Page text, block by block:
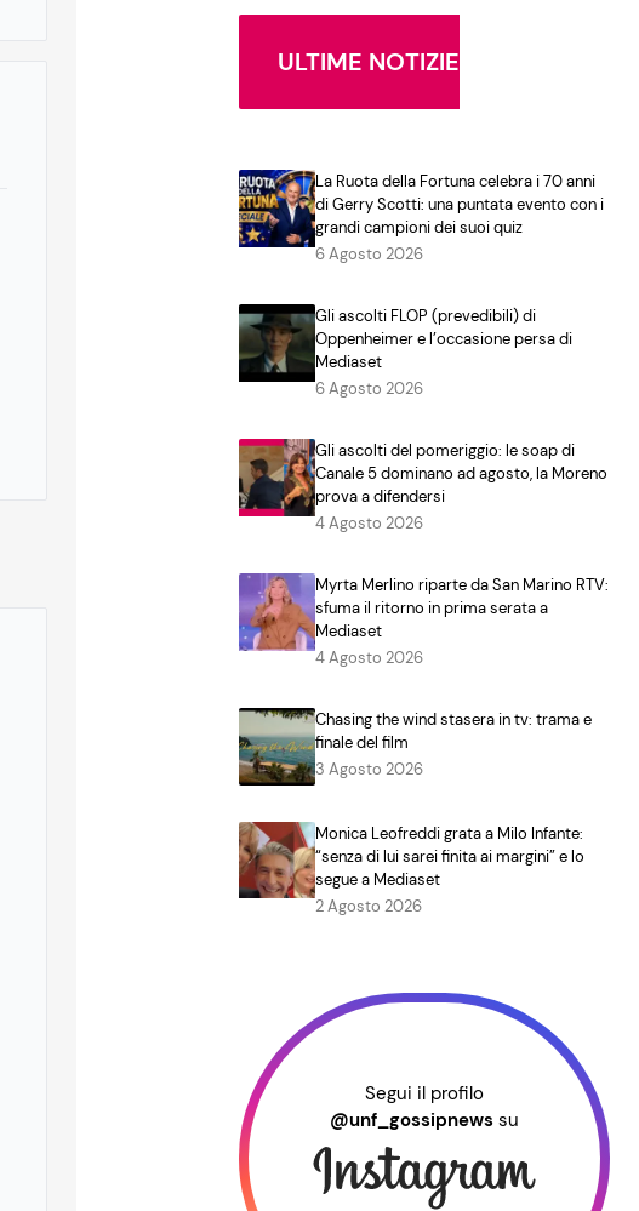
ULTIME NOTIZIE
La Ruota della Fortuna celebra i 70 anni
di Gerry Scotti: una puntata evento con i
grandi campioni dei suoi quiz
6 Agosto 2026
Gli ascolti FLOP (prevedibili) di
Oppenheimer e l’occasione persa di
Mediaset
6 Agosto 2026
Gli ascolti del pomeriggio: le soap di
Canale 5 dominano ad agosto, la Moreno
prova a difendersi
4 Agosto 2026
Myrta Merlino riparte da San Marino RTV:
sfuma il ritorno in prima serata a
Mediaset
4 Agosto 2026
Chasing the wind stasera in tv: trama e
finale del film
3 Agosto 2026
Monica Leofreddi grata a Milo Infante:
“senza di lui sarei finita ai margini” e lo
segue a Mediaset
2 Agosto 2026
Segui il profilo
@unf_gossipnews su